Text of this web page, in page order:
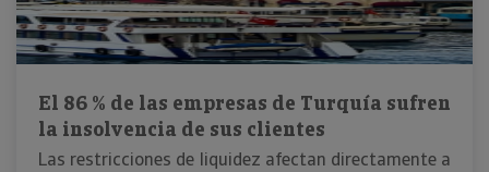
El 86 % de las empresas de Turquía sufren
la insolvencia de sus clientes
Las restricciones de liquidez afectan directamente a